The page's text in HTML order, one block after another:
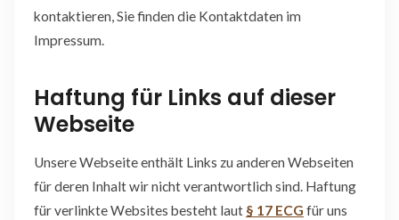
kontaktieren, Sie finden die Kontaktdaten im
Impressum.
Haftung für Links auf dieser
Webseite
Unsere Webseite enthält Links zu anderen Webseiten
für deren Inhalt wir nicht verantwortlich sind. Haftung
für verlinkte Websites besteht laut § 17 ECG für uns